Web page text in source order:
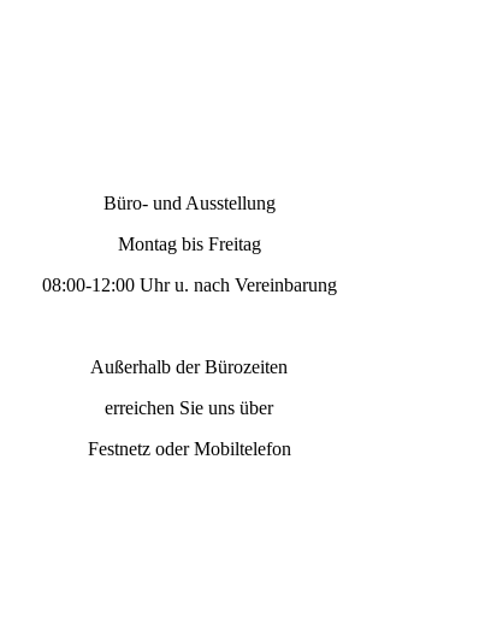
Büro- und Ausstellung
Montag bis Freitag
08:00-12:00 Uhr u. nach Vereinbarung
Außerhalb der Bürozeiten
erreichen Sie uns über
Festnetz oder Mobiltelefon